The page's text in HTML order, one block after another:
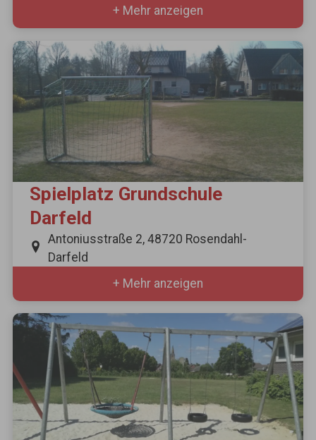
+ Mehr anzeigen
Spielplatz Grundschule
Darfeld
Antoniusstraße 2, 48720 Rosendahl-
Darfeld
+ Mehr anzeigen